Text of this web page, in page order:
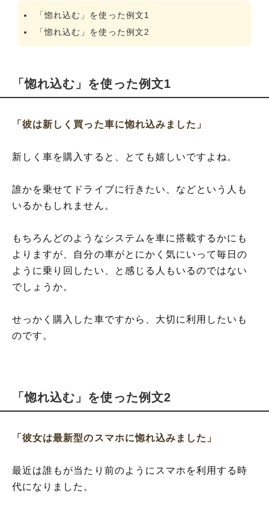
「惚れ込む」を使った例文1
「惚れ込む」を使った例文2
「惚れ込む」を使った例文1
「彼は新しく買った車に惚れ込みました」
新しく車を購入すると、とても嬉しいですよね。
誰かを乗せてドライブに行きたい、などという人も
いるかもしれません。
もちろんどのようなシステムを車に搭載するかにも
よりますが、自分の車がとにかく気にいって毎日の
ように乗り回したい、と感じる人もいるのではない
でしょうか。
せっかく購入した車ですから、大切に利用したいも
のです。
「惚れ込む」を使った例文2
「彼女は最新型のスマホに惚れ込みました」
最近は誰もが当たり前のようにスマホを利用する時
代になりました。